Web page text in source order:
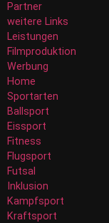
Partner
weitere Links
Leistungen
Filmproduktion
Werbung
Home
Sportarten
Ballsport
Eissport
Fitness
Flugsport
Futsal
Inklusion
Kampfsport
Kraftsport